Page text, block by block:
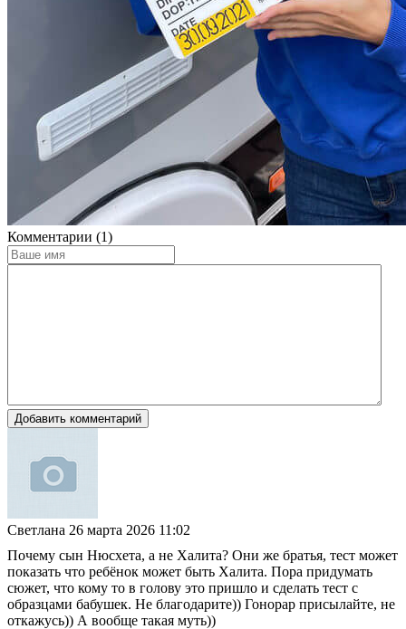
Комментарии (1)
Добавить комментарий
Светлана 26 марта 2026 11:02
Почему сын Нюсхета, а не Халита? Они же братья, тест может
показать что ребёнок может быть Халита. Пора придумать
сюжет, что кому то в голову это пришло и сделать тест с
образцами бабушек. Не благодарите)) Гонорар присылайте, не
откажусь)) А вообще такая муть))